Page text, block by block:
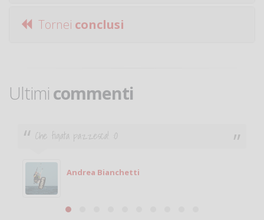
Tornei conclusi
Ultimi commenti
Che figata pazzesca! :O
Andrea Bianchetti